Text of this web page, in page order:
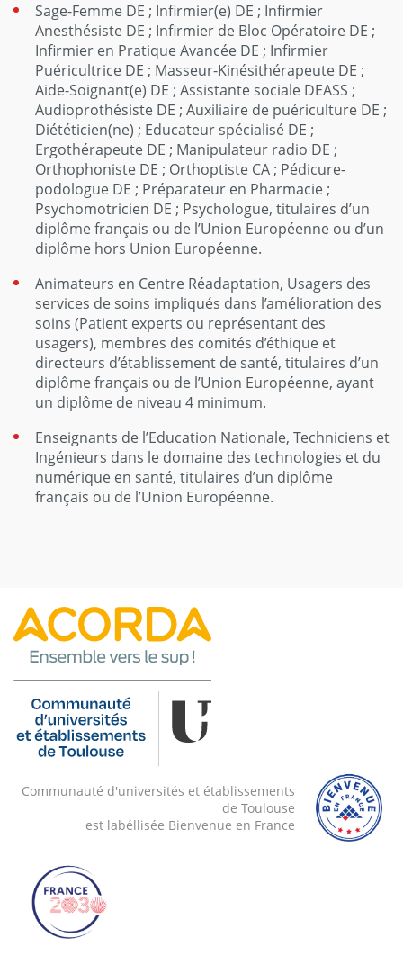
Sage-Femme DE ; Infirmier(e) DE ; Infirmier
Anesthésiste DE ; Infirmier de Bloc Opératoire DE ;
Infirmier en Pratique Avancée DE ; Infirmier
Puéricultrice DE ; Masseur-Kinésithérapeute DE ;
Aide-Soignant(e) DE ; Assistante sociale DEASS ;
Audioprothésiste DE ; Auxiliaire de puériculture DE ;
Diététicien(ne) ; Educateur spécialisé DE ;
Ergothérapeute DE ; Manipulateur radio DE ;
Orthophoniste DE ; Orthoptiste CA ; Pédicure-
podologue DE ; Préparateur en Pharmacie ;
Psychomotricien DE ; Psychologue, titulaires d’un
diplôme français ou de l’Union Européenne ou d’un
diplôme hors Union Européenne.
Animateurs en Centre Réadaptation, Usagers des
services de soins impliqués dans l’amélioration des
soins (Patient experts ou représentant des
usagers), membres des comités d’éthique et
directeurs d’établissement de santé, titulaires d’un
diplôme français ou de l’Union Européenne, ayant
un diplôme de niveau 4 minimum.
Enseignants de l’Education Nationale, Techniciens et
Ingénieurs dans le domaine des technologies et du
numérique en santé, titulaires d’un diplôme
français ou de l’Union Européenne.
Communauté d'universités et établissements
de Toulouse
est labéllisée Bienvenue en France